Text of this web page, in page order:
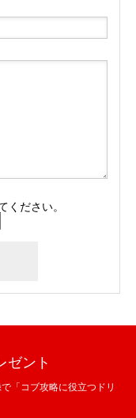
ください。
ゼント
「コブ攻略に役立つドリ